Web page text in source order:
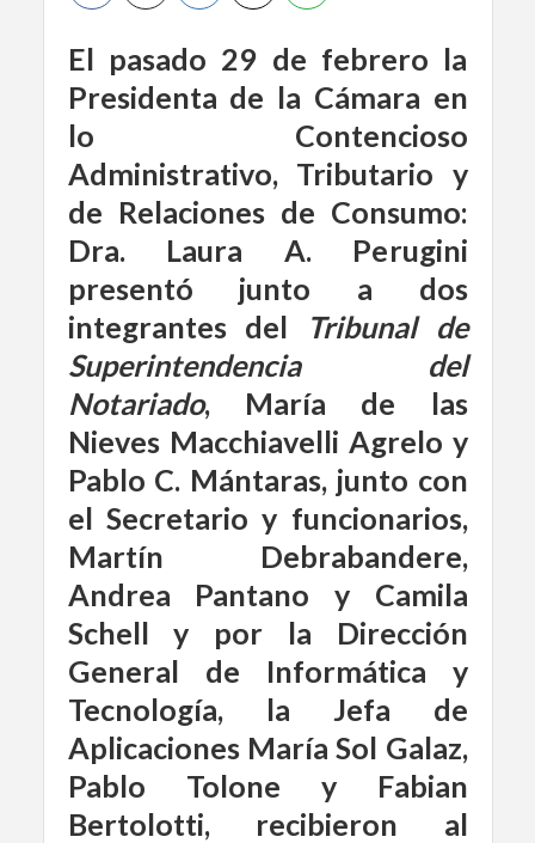
El pasado 29 de febrero la
Presidenta de la Cámara en
lo Contencioso
Administrativo, Tributario y
de Relaciones de Consumo:
Dra. Laura A. Perugini
presentó junto a dos
integrantes del
Tribunal de
Superintendencia del
Notariado,María de las
Nieves Macchiavelli Agrelo y
Pablo C. Mántaras, junto con
el Secretario y funcionarios,
Martín Debrabandere,
Andrea Pantano y Camila
Schell y por la Dirección
General de Informática y
Tecnología, la Jefa de
Aplicaciones María Sol Galaz,
Pablo Tolone y Fabian
Bertolotti, recibieron al